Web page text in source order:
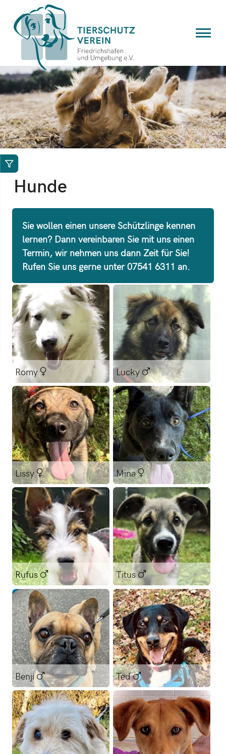
Hunde
Sie wollen einen unsere Schützlinge kennen
lernen? Dann vereinbaren Sie mit uns einen
Termin, wir nehmen uns dann Zeit für Sie!
Rufen Sie uns gerne unter 07541 6311 an.
Romy
Mischling
Lucky
Mischling
Lissy
Mischling
Mina
Mischling
Rufus
Mischling
Titus
Mischling
Benji
Französische Bulldogge
Ted
Sennen-Mischling